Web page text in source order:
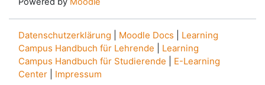
Datenschutzerklärung Moodle Docs
Learning
Campus Handbuch für Lehrende
Learning
Campus Handbuch für Studierende
E-Learning
Center
Impressum